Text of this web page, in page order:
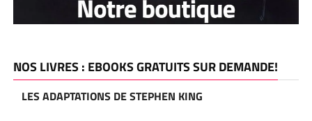
NOS LIVRES : EBOOKS GRATUITS SUR DEMANDE!
LES ADAPTATIONS DE STEPHEN KING